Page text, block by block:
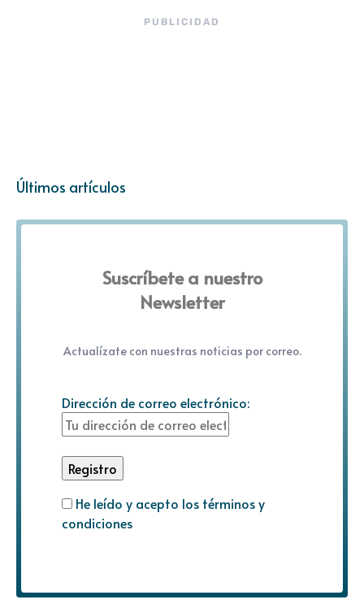
PUBLICIDAD
Últimos artículos
Suscríbete a nuestro
Newsletter
Actualízate con nuestras noticias por correo.
Dirección de correo electrónico:
He leído y acepto los términos y
condiciones